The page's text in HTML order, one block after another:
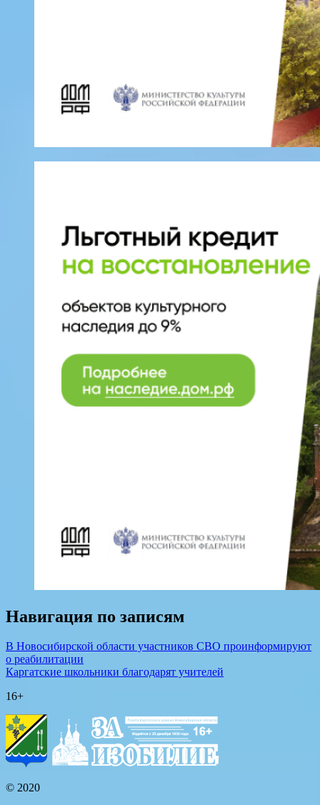
Навигация по записям
В Новосибирской области участников СВО проинформируют
о реабилитации
Каргатские школьники благодарят учителей
16+
© 2020